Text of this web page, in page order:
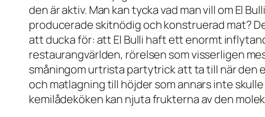
den är aktiv. Man kan tycka vad man vill om El
producerade skitnödig och konstruerad mat?
att ducka för: att El Bulli haft ett enormt
restaurangvärlden, rörelsen som visserligen
småningom urtrista partytrick att ta till när den
och matlagning till höjder som annars inte
kemilådeköken kan njuta frukterna av den